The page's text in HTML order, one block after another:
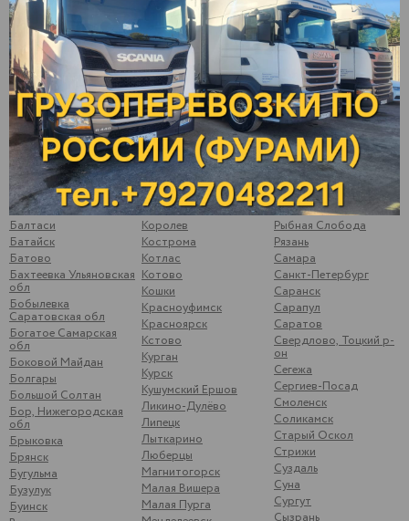
Алнаши
Альметьевск
Арамиль
Арзамас
Арск
Арти
Архангельск
Аша
Бавлы
Бакуры
Балаково
Балахна
Балезино
Балтаси
Батайск
Батово
Бахтеевка Ульяновская
обл
Бобылевка
Саратовская обл
Богатое Самарская
обл
Боковой Майдан
Болгары
Большой Солтан
Бор, Нижегородская
обл
Брыковка
Брянск
Бугульма
Бузулук
Буинск
Иваново
Ижевск
Йошкар-Ола
Казань
Калининск
Калуга
Камышлов
Катайск
Кемь
Киржач
Киров
Кирово-Чепецк
Ковров
Королев
Кострома
Котлас
Котово
Кошки
Красноуфимск
Красноярск
Кстово
Курган
Курск
Кушумский Ершов
Ликино-Дулёво
Липецк
Лыткарино
Люберцы
Магнитогорск
Малая Вишера
Малая Пурга
Первоуральск
Пермь
Подольск
Подосинки
Подымалово
Покачи
Полевской
Почеп
Починки
Псков
Пугачев
Ромоданово
Рыбинск
Рыбная Слобода
Рязань
Самара
Санкт-Петербург
Саранск
Сарапул
Саратов
Свердлово, Тоцкий р-
он
Сегежа
Сергиев-Посад
Смоленск
Соликамск
Старый Оскол
Стрижи
Суздаль
Суна
Сургут